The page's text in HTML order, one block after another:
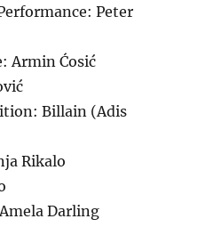
Peter
Armin Ćosić
Billain (Adis
Rikalo
Darling